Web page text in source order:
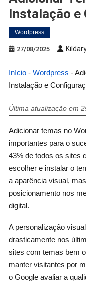
Instalação e
Wordpress
27/08/2025
Início- Wordpress -
Instalação e
Última atualização em
Adicionar temas no
importantes para o
43% de todos os sites
escolher e instalar o
a aparência visual,
posicionamento nos
digital.
A personalização
drasticamente nos
sites com temas bem
manter visitantes por
o Google avaliar a